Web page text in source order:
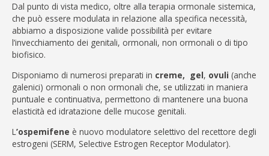
Dal punto di vista medico, oltre alla terapia ormonale sistemica,
che può essere modulata in relazione alla specifica necessità,
abbiamo a disposizione valide possibilità per evitare
l’invecchiamento dei genitali, ormonali, non ormonali o di tipo
biofisico.
Disponiamo di numerosi preparati in creme, gel, ovuli (anche
galenici) ormonali o non ormonali che, se utilizzati in maniera
puntuale e continuativa, permettono di mantenere una buona
elasticità ed idratazione delle mucose genitali.
L’ospemifene è nuovo modulatore selettivo del recettore degli
estrogeni (SERM, Selective Estrogen Receptor Modulator).